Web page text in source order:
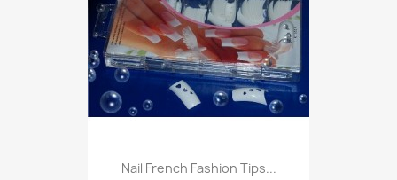
Nail French Fashion Tips...